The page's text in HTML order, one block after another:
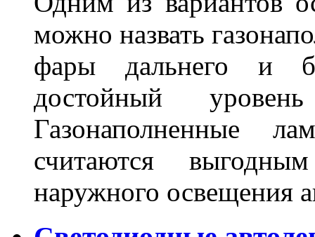
можно назвать
фары дальнего и
достойный
Газонаполненные
считаются
наружного освещения